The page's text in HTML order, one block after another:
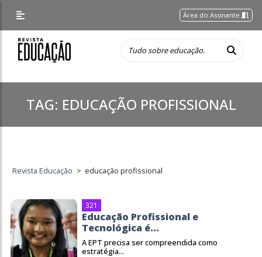
Área do Assinante
TAG: EDUCAÇÃO PROFISSIONAL
Revista Educação > educação profissional
321
Educação Profissional e
Tecnológica é...
A EPT precisa ser compreendida como
estratégia...